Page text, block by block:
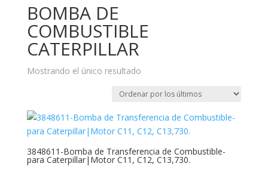
BOMBA DE
COMBUSTIBLE
CATERPILLAR
Mostrando el único resultado
3848611-Bomba de Transferencia de Combustible-
para Caterpillar|Motor C11, C12, C13,730.